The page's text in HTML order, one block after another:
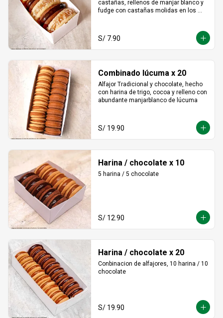
castañas, rellenos de manjar blanco y
fudge con castañas molidas en los
S/ 7.90
Combinado lúcuma x 20
Alfajor Tradicional y chocolate, hecho
con harina de trigo, cocoa y relleno con
abundante manjarblanco de lúcuma
S/ 19.90
Harina / chocolate x 10
5 harina / 5 chocolate
S/ 12.90
Harina / chocolate x 20
Conbinacion de alfajores, 10 harina / 10
chocolate
S/ 19.90